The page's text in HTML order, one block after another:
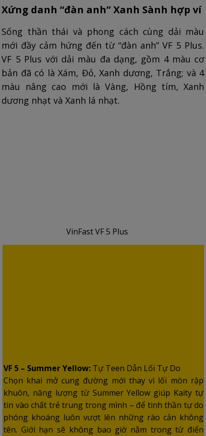
VinFast VF 5 Plus
Xứng danh “đàn anh” Xanh Sành hợp ví
Sống thần thái và phong cách cùng dải màu
mới đầy cảm hứng đến từ “đàn anh” VF 5 Plus.
VF 5 Plus với dải màu đa dạng, gồm 4 màu cơ
bản đã có là Xám, Đỏ, Xanh dương, Trắng; và 4
màu nâng cao mới là Vàng, Hồng tím, Xanh
dương nhạt và Xanh lá nhạt.
VF 5 – Summer Yellow: Tự Teen Dẫn Lối Tự Do
Chọn khai mở cung đường mới thay vì lối mòn rập
khuôn, năng lượng từ Summer Yellow giúp Kaity tự
tin vào chất trẻ trung trong mình – để tinh thần tự do
phóng khoáng luôn vượt lên những rào cản không
tên. Giới hạn sẽ không bao giờ nằm trong từ điển